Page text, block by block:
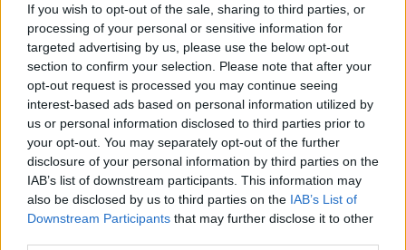
If you wish to opt-out of the sale, sharing to third parties, or
processing of your personal or sensitive information for
targeted advertising by us, please use the below opt-out
section to confirm your selection. Please note that after your
opt-out request is processed you may continue seeing
interest-based ads based on personal information utilized by
us or personal information disclosed to third parties prior to
your opt-out. You may separately opt-out of the further
disclosure of your personal information by third parties on the
IAB’s list of downstream participants. This information may
also be disclosed by us to third parties on the IAB’s List of
Downstream Participants that may further disclose it to other
Όπως προσθέτει, «Ταπανεπιστήμια δεν
μπορούν λειτουργούνυπό τον φόβο της
καταστολής, της βίας και των δακρυγόνων. Ο
αυταρχισμός της κυβέρνησηςΜητσοτάκη
δεν μπορεί να ελέγχει την ακαδημαϊκή ζωή
και ελευθερία και να απειλεί την
αξιοπρέπεια των φοιτητών και των
φοιτητριών που διαμαρτύρονται ειρηνικά, με
βάση τις δημοκρατικές αποφάσεις των